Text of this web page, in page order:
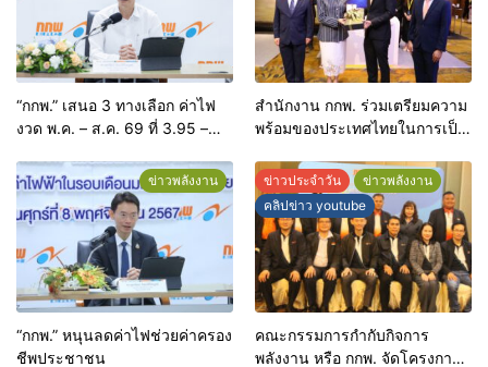
“กกพ.” เสนอ 3 ทางเลือก ค่าไฟ
งวด พ.ค. – ส.ค. 69 ที่ 3.95 –
สำนักงาน กกพ. ร่วมเตรียมความ
พร้อมของประเทศไทยในการเป็น
อาเซียน
ข่าวพลังงาน
“กกพ.” หนุนลดค่าไฟช่วยค่าครอง
ชีพประชาชน
ข่าวประจำวัน
ข่าวพลังงาน
คลิปข่าว youtube
คณะกรรมการกำกับกิจการ
พลังงาน หรือ กกพ. จัดโครงการ